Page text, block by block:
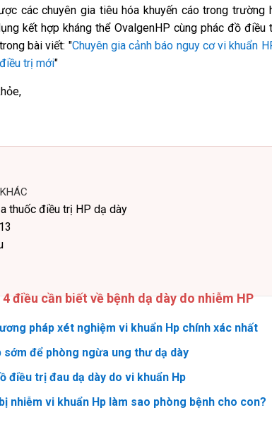
các chuyên gia tiêu hóa khuyến cáo trong trường
kết hợp kháng thể OvalgenHP cùng phác đồ điều
bài viết: "Chuyên gia cảnh báo nguy cơ vi khuẩn
trị mới"
thuốc điều trị HP dạ dày
4 điều cần biết về bệnh dạ dày do nhiễm HP
pháp xét nghiệm vi khuẩn Hp chính xác nhất
sớm để phòng ngừa ung thư dạ dày
điều trị đau dạ dày do vi khuẩn Hp
nhiễm vi khuẩn Hp làm sao phòng bệnh cho con?